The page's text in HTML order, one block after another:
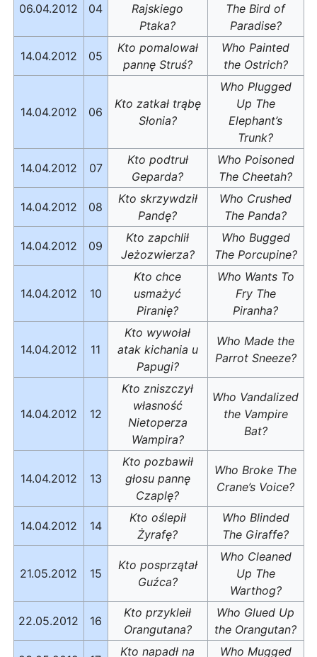
06.04.2012 04
Rajskiego
Ptaka?
The Bird of
Paradise?
14.04.2012 05
Kto pomalował
pannę Struś?
Who Painted
the Ostrich?
14.04.2012 06
Kto zatkał trąbę
Słonia?
Who Plugged
Up The
Elephant’s
Trunk?
14.04.2012 07
Kto podtruł
Geparda?
Who Poisoned
The Cheetah?
14.04.2012 08
Kto skrzywdził
Pandę?
Who Crushed
The Panda?
14.04.2012 09
Kto zapchlił
Jeżozwierza?
Who Bugged
The Porcupine?
14.04.2012 10
Kto chce
usmażyć
Piranię?
Who Wants To
Fry The
Piranha?
14.04.2012 11
Kto wywołał
atak kichania u
Papugi?
Who Made the
Parrot Sneeze?
14.04.2012 12
Kto zniszczył
własność
Nietoperza
Wampira?
Who Vandalized
the Vampire
Bat?
14.04.2012 13
Kto pozbawił
głosu pannę
Czaplę?
Who Broke The
Crane’s Voice?
14.04.2012 14
Kto oślepił
Żyrafę?
Who Blinded
The Giraffe?
21.05.2012 15
Kto posprzątał
Guźca?
Who Cleaned
Up The
Warthog?
22.05.2012 16
Kto przykleił
Orangutana?
Who Glued Up
the Orangutan?
Kto napadł na Who Mugged